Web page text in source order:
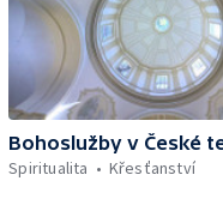
Bohoslužby v České
Spiritualita
Křesťanství